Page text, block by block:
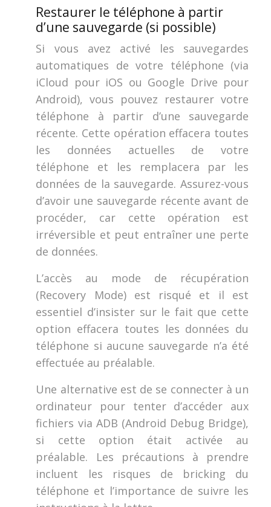
Restaurer le téléphone à partir
d’une sauvegarde (si possible)
Si vous avez activé les sauvegardes
automatiques de votre téléphone (via
iCloud pour iOS ou Google Drive pour
Android), vous pouvez restaurer votre
téléphone à partir d’une sauvegarde
récente. Cette opération effacera toutes
les données actuelles de votre
téléphone et les remplacera par les
données de la sauvegarde. Assurez-vous
d’avoir une sauvegarde récente avant de
procéder, car cette opération est
irréversible et peut entraîner une perte
de données.
L’accès au mode de récupération
(Recovery Mode) est risqué et il est
essentiel d’insister sur le fait que cette
option effacera toutes les données du
téléphone si aucune sauvegarde n’a été
effectuée au préalable.
Une alternative est de se connecter à un
ordinateur pour tenter d’accéder aux
fichiers via ADB (Android Debug Bridge),
si cette option était activée au
préalable. Les précautions à prendre
incluent les risques de bricking du
téléphone et l’importance de suivre les